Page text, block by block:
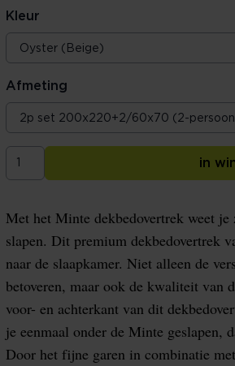
Kleur
Afmeting
in
Met het Minte dekbedovertrek weet
slapen. Dit premium dekbedovertrek
naar de slaapkamer. Niet alleen de
betoveren, maar ook de kwaliteit van
voor- en achterkant van dit
je eenmaal onder de Minte geslapen,
Door het fijne garen in combinatie